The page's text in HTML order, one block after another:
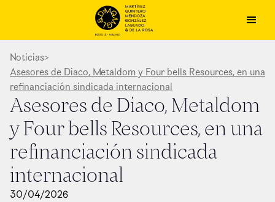
Noticias>
Asesores de Diaco, Metaldom y Four bells Resources, en una
refinanciación sindicada internacional
Asesores de Diaco, Metaldom
y Four bells Resources, en una
refinanciación sindicada
internacional
30/04/2026